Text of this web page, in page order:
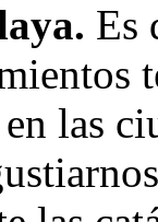
Es
las